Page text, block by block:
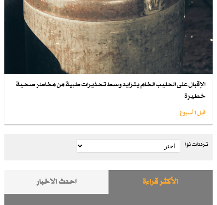
الإقبال على الحليب الخام يتزايد وسط تحذيرات طبية من مخاطر صحية
خطيرة
قبل 1 أسبوع
ترددات نوا
الأكثر قراءة احدث الاخبار